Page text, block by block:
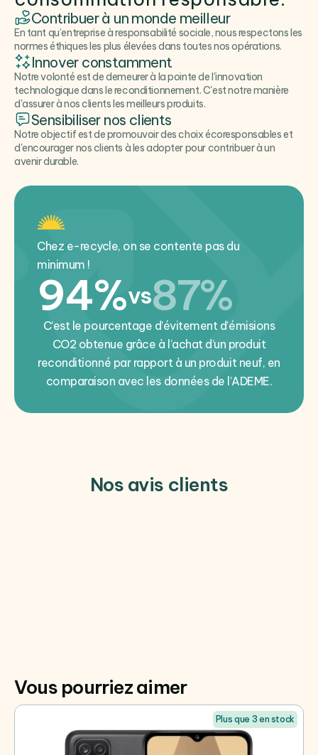
Contribuer à un monde meilleur
En tant qu’entreprise à responsabilité sociale, nous respectons les
normes éthiques les plus élevées dans toutes nos opérations.
Innover constamment
Notre volonté est de demeurer à la pointe de l'innovation
technologique dans le reconditionnement. C'est notre manière
d'assurer à nos clients les meilleurs produits.
Sensibiliser nos clients
Notre objectif est de promouvoir des choix écoresponsables et
d'encourager nos clients à les adopter pour contribuer à un
avenir durable.
Chez e-recycle, on se contente pas du
minimum !
94%vs87%
C’est le pourcentage d’évitement d’émisions
CO2 obtenue grâce à l’achat d’un produit
reconditionné par rapport à un produit neuf, en
comparaison avec les données de l’ADEME.
Nos avis clients
Vous pourriez aimer
Plus que 3 en stock